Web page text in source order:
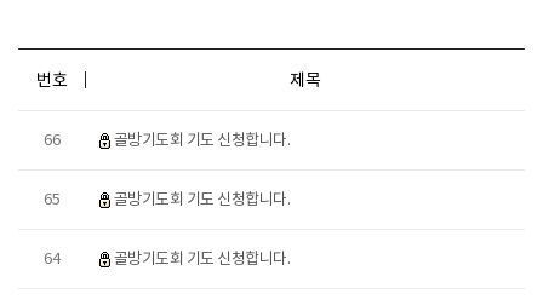
번호 제목
66 골방기도회 기도 신청합니다.
65 골방기도회 기도 신청합니다.
64 골방기도회 기도 신청합니다.